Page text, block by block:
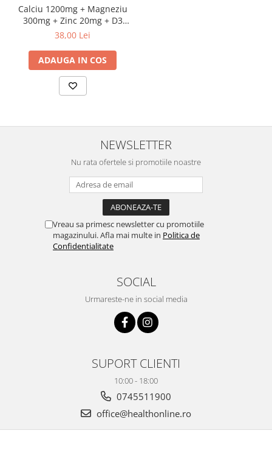
Calciu 1200mg + Magneziu
300mg + Zinc 20mg + D3
2.000 U.I., 30 plicuri
38,00 Lei
ADAUGA IN COS
NEWSLETTER
Nu rata ofertele si promotiile noastre
Vreau sa primesc newsletter cu promotiile
magazinului. Afla mai multe in Politica de
Confidentialitate
SOCIAL
Urmareste-ne in social media
SUPORT CLIENTI
10:00 - 18:00
0745511900
office@healthonline.ro